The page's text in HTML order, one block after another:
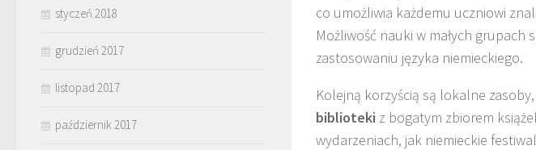
co umożliwia każdemu uczniowi
Możliwość nauki w małych
zastosowaniu języka niemieckiego.
Kolejną korzyścią są lokalne
biblioteki z bogatym zbiorem
wydarzeniach, jak niemieckie
styczeń 2018
grudzień 2017
listopad 2017
październik 2017